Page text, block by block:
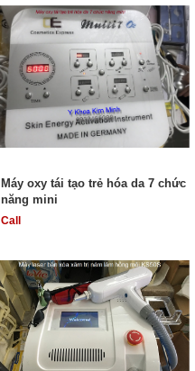
Máy oxy tái tạo trẻ hóa da 7 chức
năng mini
Call